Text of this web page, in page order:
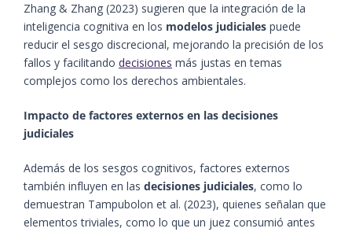
Zhang & Zhang (2023) sugieren que la integración de la
inteligencia cognitiva en los modelos judiciales puede
reducir el sesgo discrecional, mejorando la precisión de los
fallos y facilitando decisiones más justas en temas
complejos como los derechos ambientales​.
Impacto de factores externos en las decisiones
judiciales
Además de los sesgos cognitivos, factores externos
también influyen en las decisiones judiciales, como lo
demuestran Tampubolon et al. (2023), quienes señalan que
elementos triviales, como lo que un juez consumió antes